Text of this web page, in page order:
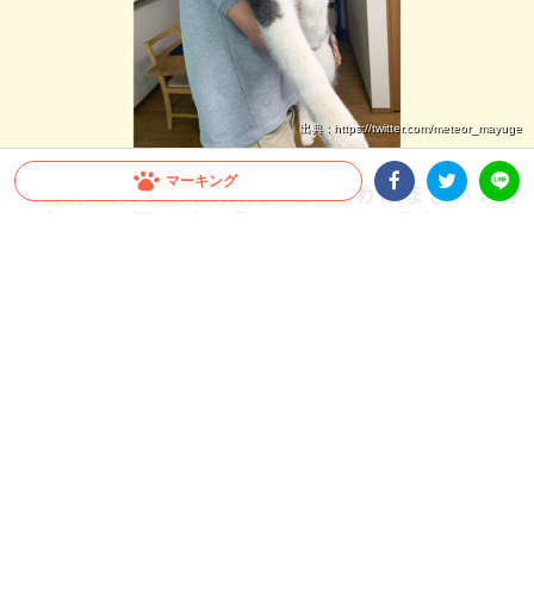
マーキング
出典 : https://twitter.com/meteor_mayuge
【驚愕！】大型犬の成長スピードが凄まじい！飼